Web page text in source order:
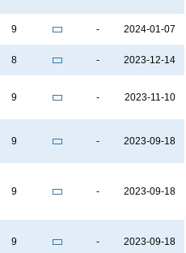
9 - 2024-01-07
8 - 2023-12-14
9 - 2023-11-10
9 - 2023-09-18
9 - 2023-09-18
9 - 2023-09-18